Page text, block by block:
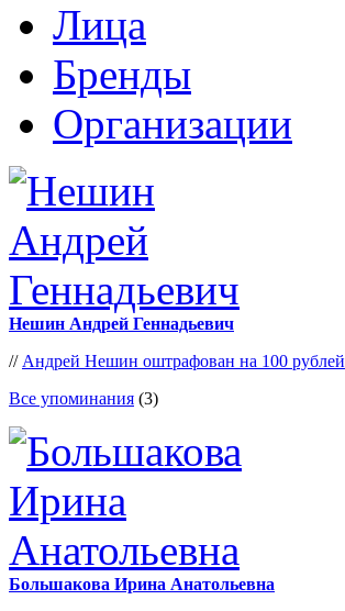
Лица
Бренды
Организации
Нешин Андрей Геннадьевич
// Андрей Нешин оштрафован на 100 рублей
Все упоминания (3)
Большакова Ирина Анатольевна